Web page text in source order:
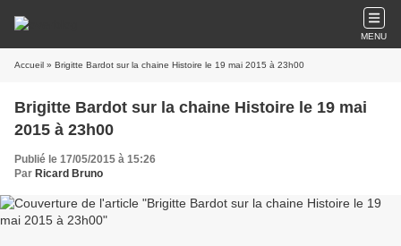
MENU
Accueil » Brigitte Bardot sur la chaine Histoire le 19 mai 2015 à 23h00
Brigitte Bardot sur la chaine Histoire le 19 mai
2015 à 23h00
Publié le 17/05/2015 à 15:26
Par Ricard Bruno